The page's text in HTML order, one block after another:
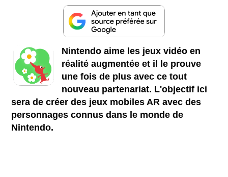
Nintendo aime les jeux vidéo en
réalité augmentée et il le prouve
une fois de plus avec ce tout
nouveau partenariat. L'objectif ici
sera de créer des jeux mobiles AR avec des
personnages connus dans le monde de
Nintendo.